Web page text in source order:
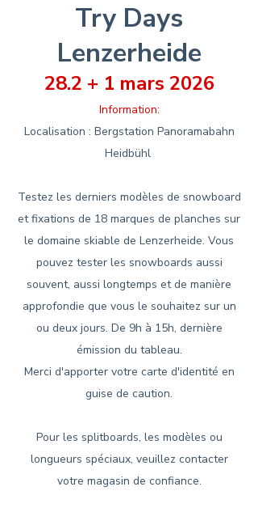
Try Days
Lenzerheide
28.2 + 1 mars 2026
Information:
Localisation : Bergstation Panoramabahn
Heidbühl
Testez les derniers modèles de snowboard
et fixations de 18 marques de planches sur
le domaine skiable de Lenzerheide. Vous
pouvez tester les snowboards aussi
souvent, aussi longtemps et de manière
approfondie que vous le souhaitez sur un
ou deux jours. De 9h à 15h, dernière
émission du tableau.
Merci d'apporter votre carte d'identité en
guise de caution.
Pour les splitboards, les modèles ou
longueurs spéciaux, veuillez contacter
votre magasin de confiance.